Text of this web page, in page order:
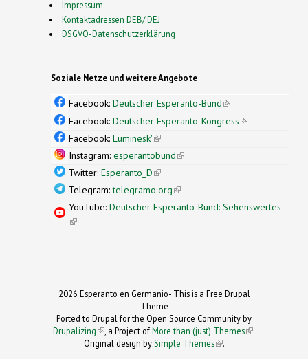
Impressum
Kontaktadressen DEB/ DEJ
DSGVO-Datenschutzerklärung
Soziale Netze und weitere Angebote
Facebook: Deutscher Esperanto-Bund(link is
external)
Facebook: Deutscher Esperanto-Kongress(link is
Facebook: Luminesk'(link is external)
Instagram: esperantobund(link is external)
Twitter: Esperanto_D(link is external)
Telegram:telegramo.org(link is external)
YouTube: Deutscher Esperanto-Bund: Sehenswertes
(link is external)
2026 Esperanto en Germanio- This is a Free Drupal
Theme
Ported to Drupal for the Open Source Community by
Drupalizing(link is external)
, a Project ofMore than (just) Themes (link is
.
Original design by Simple Themes
(link is
.